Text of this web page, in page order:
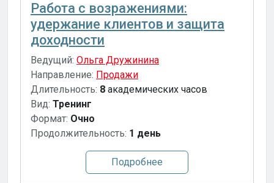
Работа с возражениями:
удержание клиентов и защита
доходности
Ведущий: Ольга Дружинина
Направление: Продажи
Длительность: 8 академических часов
Вид: Тренинг
Формат: Очно
Продолжительность: 1 день
Подробнее